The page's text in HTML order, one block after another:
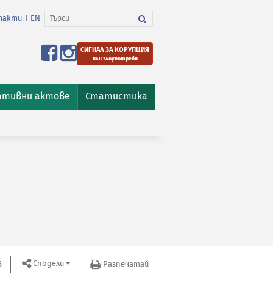
EN
СИГНАЛ ЗА КОРУПЦИЯ
или злоупотреби
актове Статистика
Сподели Разпечатай